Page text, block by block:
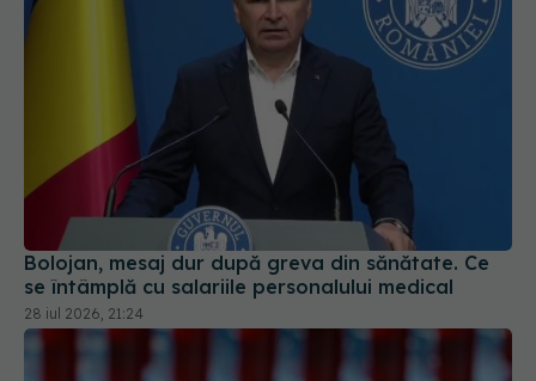
Bolojan, mesaj dur după greva din sănătate. Ce
se întâmplă cu salariile personalului medical
28 iul 2026, 21:24